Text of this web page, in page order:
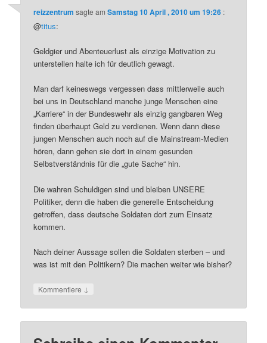
reizzentrum sagte amSamstag 10 April , 2010 um 19:26 :
@titus:
Geldgier und Abenteuerlust als einzige Motivation zu
unterstellen halte ich für deutlich gewagt.
Man darf keineswegs vergessen dass mittlerweile auch
bei uns in Deutschland manche junge Menschen eine
„Karriere“ in der Bundeswehr als einzig gangbaren Weg
finden überhaupt Geld zu verdienen. Wenn dann diese
jungen Menschen auch noch auf die Mainstream-Medien
hören, dann gehen sie dort in einem gesunden
Selbstverständnis für die „gute Sache“ hin.
Die wahren Schuldigen sind und bleiben UNSERE
Politiker, denn die haben die generelle Entscheidung
getroffen, dass deutsche Soldaten dort zum Einsatz
kommen.
Nach deiner Aussage sollen die Soldaten sterben – und
was ist mit den Politikern? Die machen weiter wie bisher?
Kommentiere ↓